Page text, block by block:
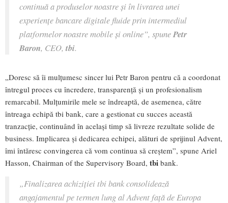
continuă a produselor noastre și în livrarea unei
experiențe bancare digitale fluide prin intermediul
platformelor noastre mobile și online”, spunePetr
Baron, CEO, tbi.
„Doresc să îi mulțumesc sincer lui Petr Baron pentru că a coordonat
întregul proces cu încredere, transparență și un profesionalism
remarcabil. Mulțumirile mele se îndreaptă, de asemenea, către
întreaga echipă tbi bank, care a gestionat cu succes această
tranzacție, continuând în același timp să livreze rezultate solide de
business. Implicarea și dedicarea echipei, alături de sprijinul Advent,
îmi întăresc convingerea că vom continua să creștem”, spune Ariel
Hasson, Chairman of the Supervisory Board, tbi bank.
„Finalizarea achiziției tbi bank consolidează
angajamentul pe termen lung al Advent față de Europa